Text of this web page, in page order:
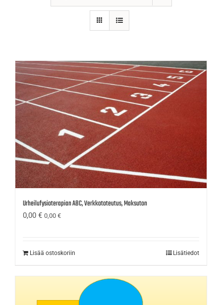
Urheilufysioterapian ABC, Verkkototeutus, Maksuton
0,00 € 0,00 €
Lisää ostoskoriin Lisätiedot